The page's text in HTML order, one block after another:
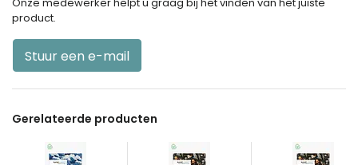
product.
Stuur een e-mail
Gerelateerde producten